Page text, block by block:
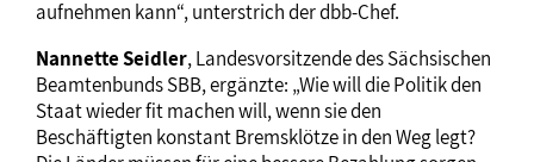
aufnehmen kann“, unterstrich der dbb-Chef.
Nannette Seidler, Landesvorsitzende des Sächsischen
Beamtenbunds SBB, ergänzte: „Wie will die Politik den
Staat wieder fit machen will, wenn sie den
Beschäftigten konstant Bremsklötze in den Weg legt?